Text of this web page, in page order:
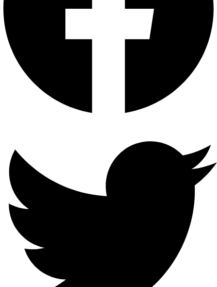
باستخدام إدخال الصوت)
H.265 / H.265 + / H.264 / H.264